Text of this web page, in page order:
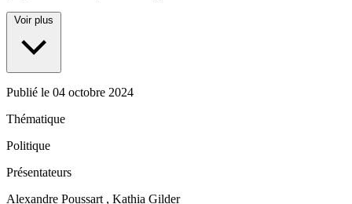
Voir plus
Publié le 04 octobre 2024
Thématique
Politique
Présentateurs
Alexandre Poussart , Kathia Gilder